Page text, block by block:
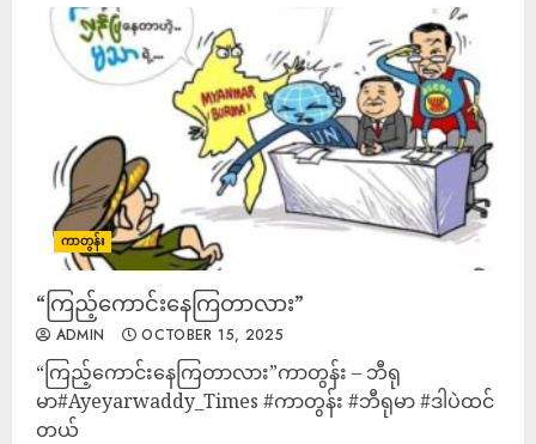
ကာတွန်း
“ကြည့်ကောင်းနေကြတာလား”
ADMIN OCTOBER 15, 2025
“ကြည့်ကောင်းနေကြတာလား”ကာတွန်း – ဘီရု
မာ#Ayeyarwaddy_Times #ကာတွန်း #ဘီရုမာ #ဒါပဲထင်
တယ်